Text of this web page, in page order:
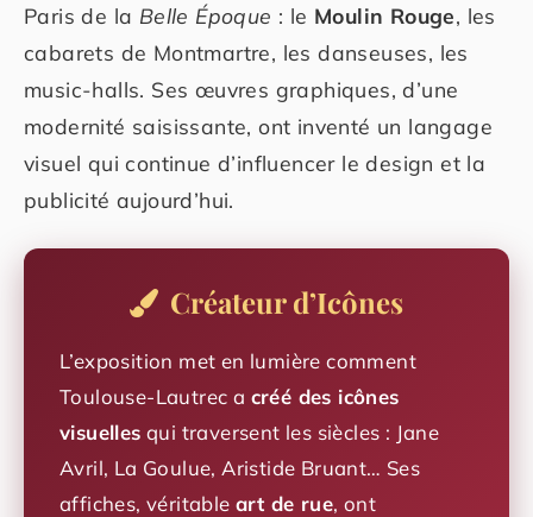
Paris de la Belle Époque : le Moulin Rouge, les
cabarets de Montmartre, les danseuses, les
music-halls. Ses œuvres graphiques, d’une
modernité saisissante, ont inventé un langage
visuel qui continue d’influencer le design et la
publicité aujourd’hui.
Créateur d’Icônes
L’exposition met en lumière comment
Toulouse-Lautrec a créé des icônes
visuelles qui traversent les siècles : Jane
Avril, La Goulue, Aristide Bruant… Ses
affiches, véritable art de rue, ont